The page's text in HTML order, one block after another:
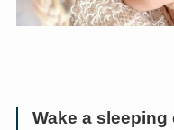
Wake a sleeping